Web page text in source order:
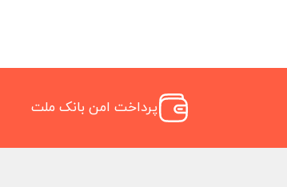
پرداخت امن بانک ملت